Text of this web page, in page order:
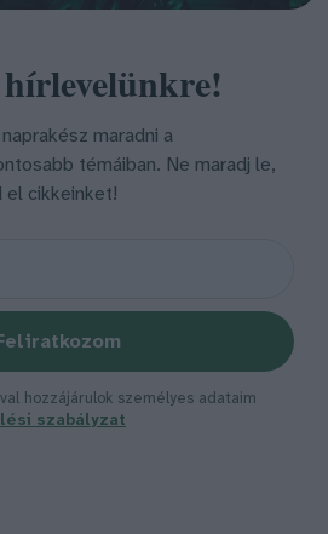
maradni a
témáiban. Ne maradj le,
el cikkeinket!
hozzájárulok személyes adataim
szabályzat